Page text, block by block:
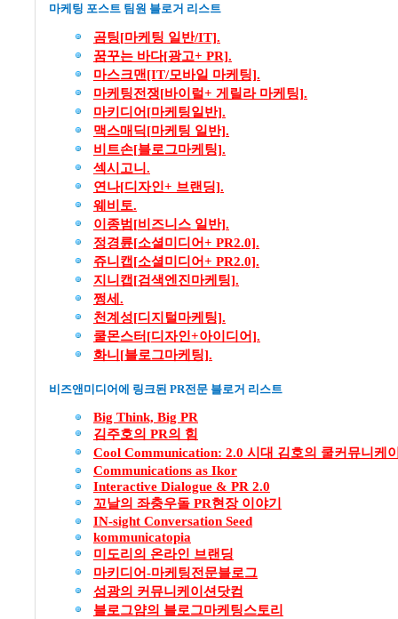
마케팅 포스트 팀원 블로거 리스트
곰팅[마케팅 일반/IT].
꿈꾸는 바다[광고+ PR].
마스크맨[IT/모바일 마케팅].
마케팅전쟁[바이럴+ 게릴라 마케팅].
마키디어[마케팅일반].
맥스매딕[마케팅 일반].
비트손[블로그마케팅].
섹시고니.
연나[디자인+ 브랜딩].
웨비토.
이종범[비즈니스 일반].
정경륜[소셜미디어+ PR2.0].
쥬니캡[소셜미디어+ PR2.0].
지니캡[검색엔진마케팅].
쩡세.
천계성[디지털마케팅].
쿨몬스터[디자인+아이디어].
화니[블로그마케팅].
비즈앤미디어에 링크된 PR전문 블로거 리스트
Big Think, Big PR
김주호의 PR의 힘
Cool Communication: 2.0 시대 김호의 쿨커뮤니케
Communications as Ikor
Interactive Dialogue & PR 2.0
꼬날의 좌충우돌 PR현장 이야기
IN-sight Conversation Seed
kommunicatopia
미도리의 온라인 브랜딩
마키디어-마케팅전문블로그
섬광의 커뮤니케이션닷컴
블로그얌의 블로그마케팅스토리